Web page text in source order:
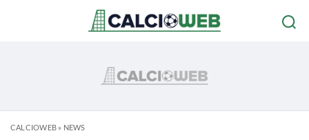
CALCIOWEB» NEWS